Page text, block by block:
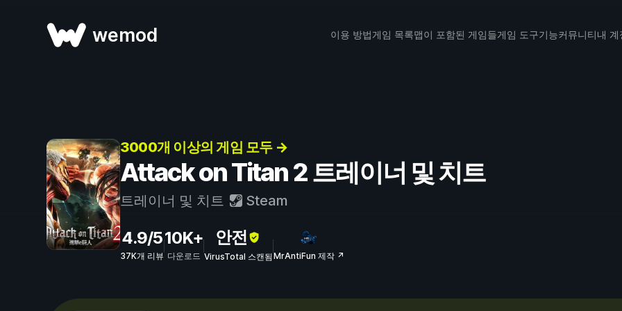
wemod 이용 방법게임 목록맵이 포함된 게임들게임 도구기능커뮤니티내 계
3000개 이상의 게임 모두 →
Attack on Titan 2 트레이너 및 치트
트레이너 및 치트 Steam
4.9/5
37K개 리뷰
10K+
다운로드
안전
VirusTotal 스캔됨MrAntiFun 제작 ↗